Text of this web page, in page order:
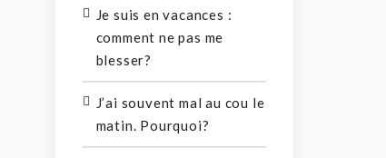
Je suis en vacances :
comment ne pas me
blesser?
J’ai souvent mal au cou le
matin. Pourquoi?